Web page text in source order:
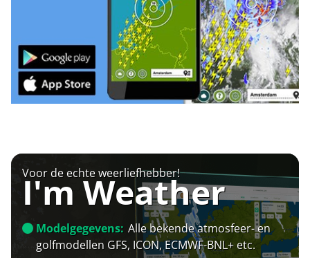
Voor de echte weerliefhebber!
I'm Weather
Modelgegevens: Alle bekende atmosfeer- en
golfmodellen GFS, ICON, ECMWF-BNL+ etc.